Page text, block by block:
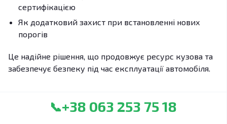
сертифікацією
Як додатковий захист при встановленні нових
порогів
Це надійне рішення, що продовжує ресурс кузова та
забезпечує безпеку під час експлуатації автомобіля.
📞+38 063 253 75 18